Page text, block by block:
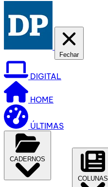
Fechar
DIGITAL
HOME
ÚLTIMAS
CADERNOS
COLUNAS